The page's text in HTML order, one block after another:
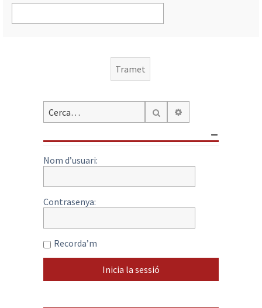
Cerca
Nom d’usuari:
Contrasenya:
Recorda’m